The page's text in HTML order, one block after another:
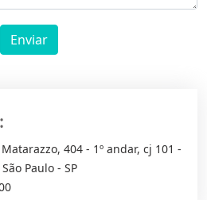
Enviar
404 - 1º andar, cj 101 -
Paulo - SP